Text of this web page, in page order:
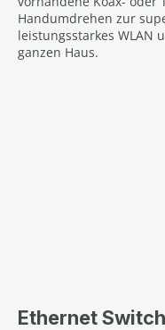
Handumdrehen zur
leistungsstarkes WLAN
ganzen Haus.
Ethernet